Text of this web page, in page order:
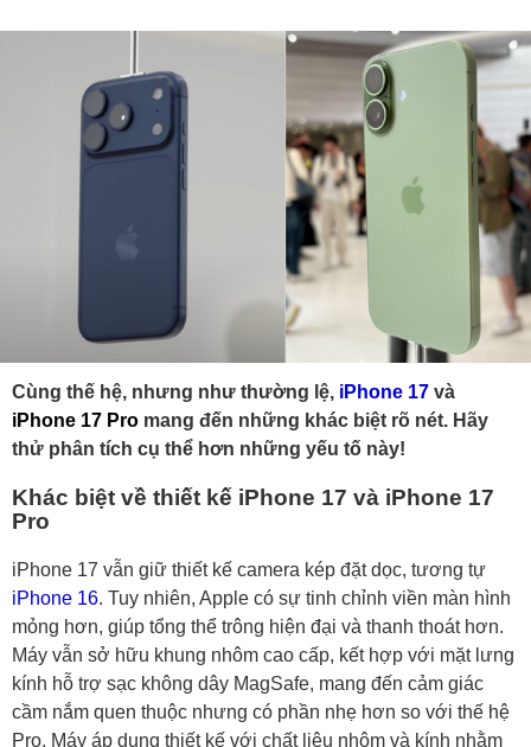
Cùng thế hệ, nhưng như thường lệ, iPhone 17 và
iPhone 17 Pro mang đến những khác biệt rõ nét. Hãy
thử phân tích cụ thể hơn những yếu tố này!
Khác biệt về thiết kế iPhone 17 và iPhone 17
Pro
iPhone 17 vẫn giữ thiết kế camera kép đặt dọc, tương tự
iPhone 16. Tuy nhiên, Apple có sự tinh chỉnh viền màn hình
mỏng hơn, giúp tổng thể trông hiện đại và thanh thoát hơn.
Máy vẫn sở hữu khung nhôm cao cấp, kết hợp với mặt lưng
kính hỗ trợ sạc không dây MagSafe, mang đến cảm giác
cầm nắm quen thuộc nhưng có phần nhẹ hơn so với thế hệ
Pro. Máy áp dụng thiết kế với chất liệu nhôm và kính nhằm